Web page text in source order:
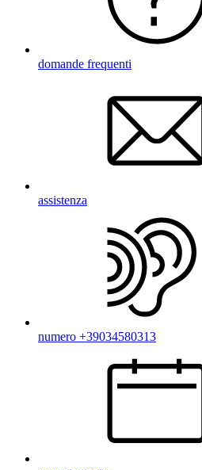
domande frequenti
assistenza
numero +39034580313